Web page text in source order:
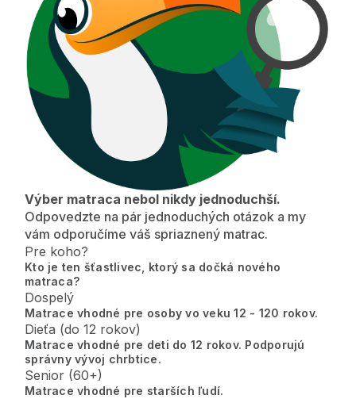
Výber matraca nebol nikdy jednoduchší.
Odpovedzte na pár jednoduchých otázok a my
vám odporučíme váš spriaznený matrac.
Pre koho?
Kto je ten šťastlivec, ktorý sa dočká nového
matraca?
Dospelý
Matrace vhodné pre osoby vo veku 12 - 120 rokov.
Dieťa (do 12 rokov)
Matrace vhodné pre deti do 12 rokov. Podporujú
správny vývoj chrbtice.
Senior (60+)
Matrace vhodné pre starších ľudí.